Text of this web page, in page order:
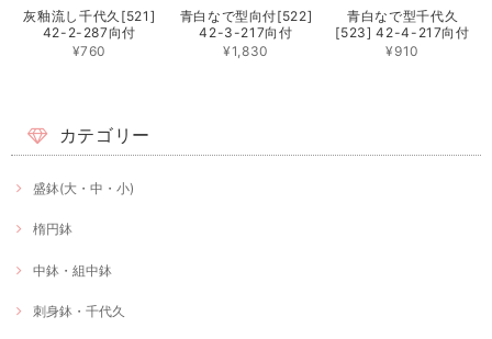
灰釉流し千代久[521]
42-2-287向付
¥760
青白なで型向付[522]
42-3-217向付
¥1,830
青白なで型千代久
[523] 42-4-217向付
¥910
カテゴリー
盛鉢(大・中・小)
楕円鉢
中鉢・組中鉢
刺身鉢・千代久